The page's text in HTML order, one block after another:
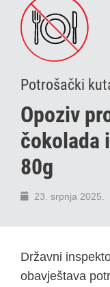
Potrošački
Opoziv
čokolada
80g
23. srpnja 2025.
Državni
obavještava